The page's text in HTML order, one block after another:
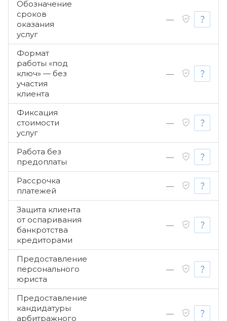
Обозначение
сроков
оказания
услуг
—
Формат
работы «под
ключ» — без
участия
клиента
—
Фиксация
стоимости
услуг
—
Работа без
предоплаты
—
Рассрочка
платежей
—
Защита клиента
от оспаривания
банкротства
кредиторами
—
Предоставление
персонального
юриста
—
Предоставление
кандидатуры
арбитражного
—